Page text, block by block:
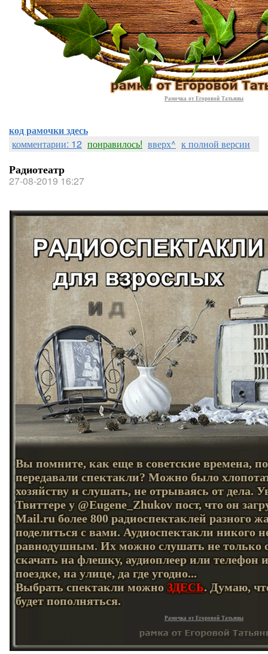
Рамочка от Егоровой Татьяны
код рамочки здесь
комментарии: 12 понравилось! вверх^ к полной версии
Радиотеатр
27-08-2019 16:27
Вы помните, как еще в советские времена,
передавали спектакли? Можно было
хозяйству и слушать, не отрываясь от дела.
Твиттере у @Eugene_Zhukov пост, что он
Mail.ru более 800 радиоспектаклей разного
поделиться с вами. Аудиоспектакли никого
равнодушным. Их можно слушать не только
скачать на флешку, аудиоплеер или телефон
поездке, на улице, да где угодно...
Выбрать спектакли можноЗДЕСЬ. Думаю,
будет пополняться.
Рамочка от Егоровой Татьяны